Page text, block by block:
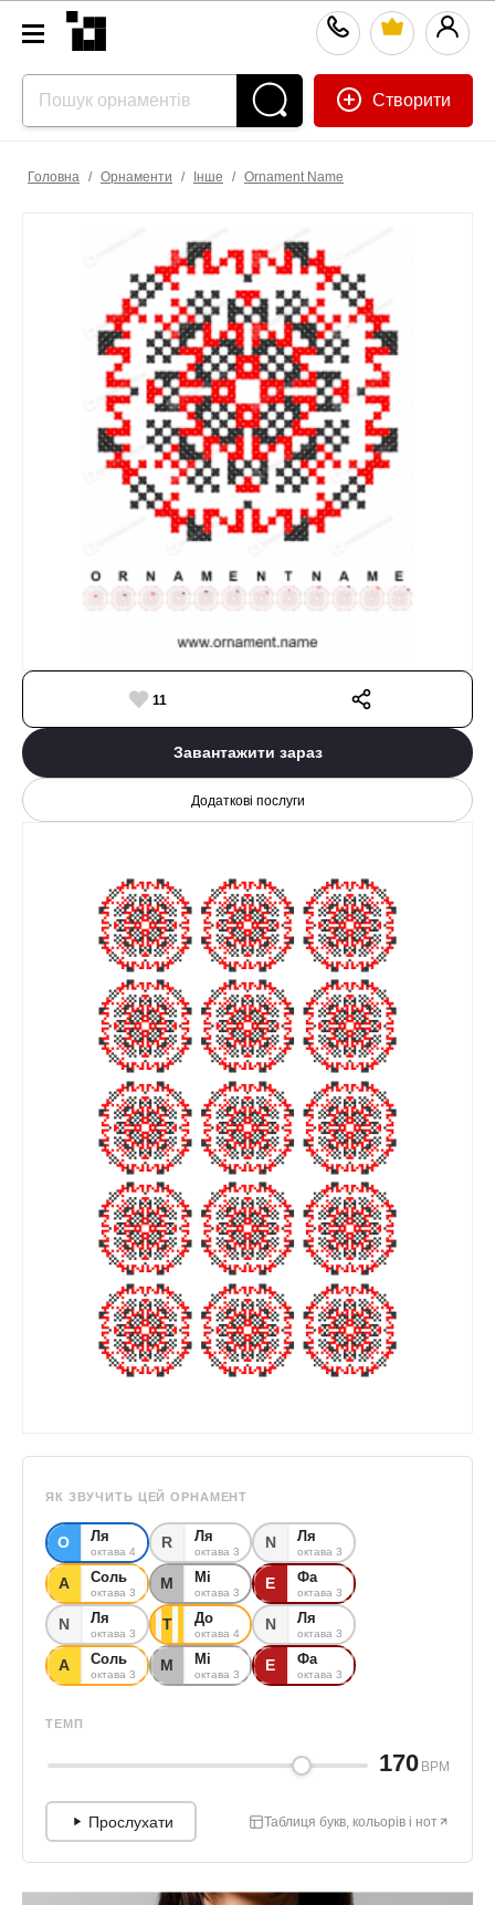
Створити
Головна / Орнаменти / Інше / Ornament Name
11
Завантажити зараз
Додаткові послуги
ЯК ЗВУЧИТЬ ЦЕЙ ОРНАМЕНТ
О Ля
октава 4 R Ля
октава 3 N Ля
октава 3
А Соль
октава 3 М Мі
октава 3 Е Фа
октава 3
N Ля
октава 3 Т До
октава 4 N Ля
октава 3
А Соль
октава 3 М Мі
октава 3 Е Фа
октава 3
ТЕМП
170 BPM
Прослухати Таблиця букв, кольорів і нот